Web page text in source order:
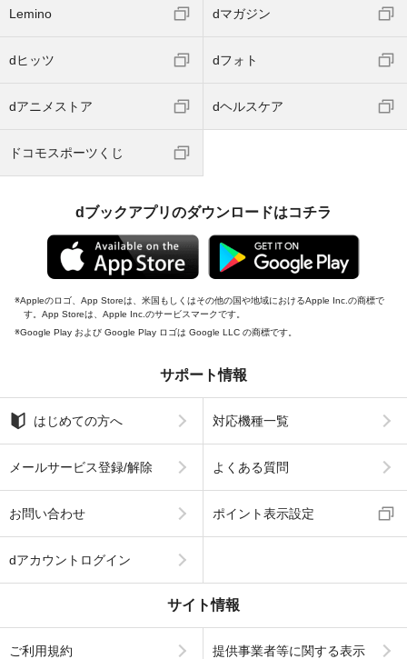
Lemino dマガジン
dヒッツ dフォト
dアニメストア dヘルスケア
ドコモスポーツくじ
dブックアプリのダウンロードはコチラ
Appleのロゴ、App Storeは、米国もしくはその他の国や地域におけるApple Inc.の商標で
す。App Storeは、Apple Inc.のサービスマークです。
Google Play および Google Play ロゴは Google LLC の商標です。
サポート情報
はじめての方へ 対応機種一覧
メールサービス登録/解除 よくある質問
お問い合わせ ポイント表示設定
dアカウントログイン
サイト情報
ご利用規約 提供事業者等に関する表示